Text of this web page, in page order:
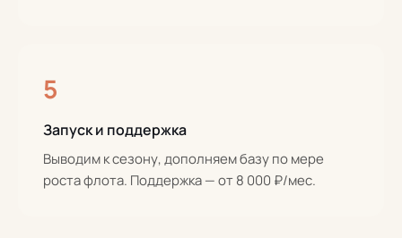
5
Запуск и поддержка
Выводим к сезону, дополняем базу по мере
роста флота. Поддержка — от 8 000 ₽/мес.